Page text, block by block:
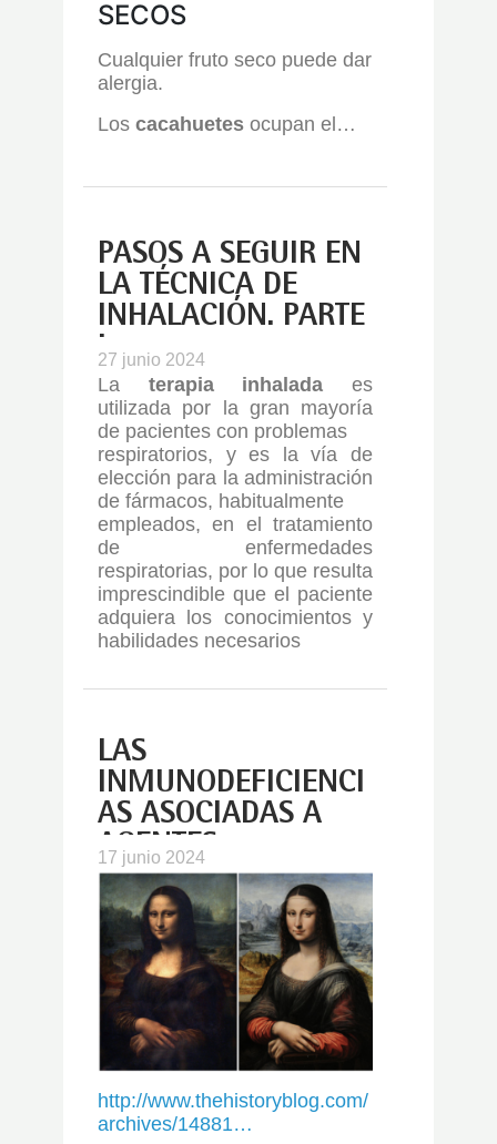
SECOS
Cualquier fruto seco puede dar
alergia.
Los cacahuetes ocupan el…
PASOS A SEGUIR EN
LA TÉCNICA DE
INHALACIÓN. PARTE
I
27 junio 2024
La terapia inhalada es
utilizada por la gran mayoría
de pacientes con problemas
respiratorios, y es la vía de
elección para la administración
de fármacos, habitualmente
empleados, en el tratamiento
de enfermedades
respiratorias, por lo que resulta
imprescindible que el paciente
adquiera los conocimientos y
habilidades necesarios
LAS
INMUNODEFICIENCI
AS ASOCIADAS A
AGENTES
BIOLÓGICOS
INMUNOMODULAD
ORES COMO
FENOCOPIAS DE
LAS…
17 junio 2024
http://www.thehistoryblog.com/
archives/14881…